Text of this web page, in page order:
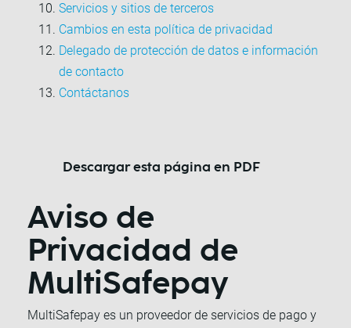
Servicios y sitios de terceros
Cambios en esta política de privacidad
Delegado de protección de datos e información
de contacto
Contáctanos
Descargar esta página en PDF
Aviso de
Privacidad de
MultiSafepay
MultiSafepay es un proveedor de servicios de pago y